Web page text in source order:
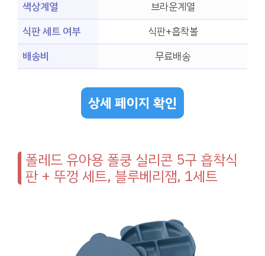
색상계열
브라운계열
식판 세트 여부
식판+흡착볼
배송비
무료배송
상세 페이지 확인
폴레드 유아용 폴쿵 실리콘 5구 흡착식
판 + 뚜껑 세트, 블루베리잼, 1세트